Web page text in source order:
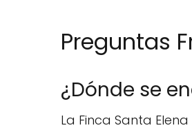
Preguntas
¿Dónde se
La Finca Santa